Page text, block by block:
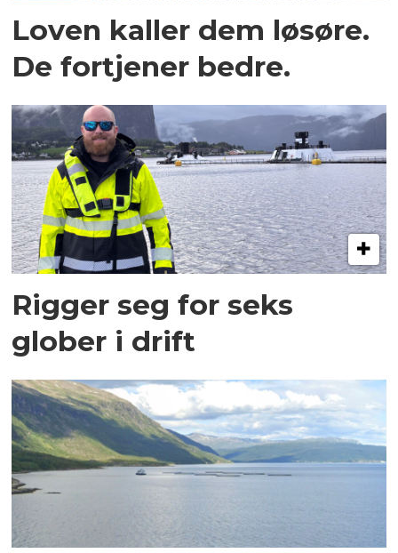
Loven kaller dem løsøre.
De fortjener bedre.
Rigger seg for seks
glober i drift